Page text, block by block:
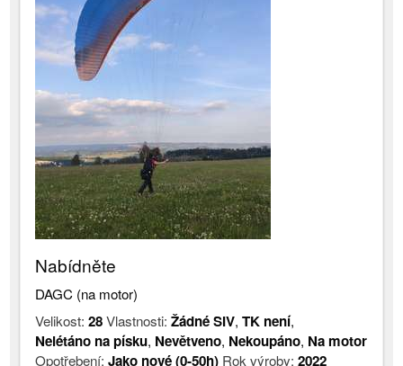
Nabídněte
DAGC (na motor)
Velikost:28Vlastnosti:Žádné SIV,TK není,
Nelétáno na písku, Nevětveno, Nekoupáno, Na motor
Opotřebení:Jako nové (0-50h) Rok výroby:2022